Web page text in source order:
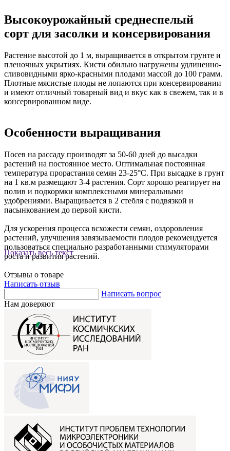
Показать весь текст
Высокоурожайный среднеспелый
сорт для засолки и консервирования
Растение высотой до 1 м, выращивается в открытом грунте и
пленочных укрытиях. Кисти обильно нагружены удлиненно-
сливовидными ярко-красными плодами массой до 100 грамм.
Плотные мясистые плоды не лопаются при консервировании
и имеют отличный товарный вид и вкус как в свежем, так и в
консервированном виде.
Особенности выращивания
Посев на рассаду производят за 50-60 дней до высадки
растений на постоянное место. Оптимальная постоянная
температура прорастания семян 23-25°С. При высадке в грунт
на 1 кв.м размещают 3-4 растения. Сорт хорошо реагирует на
полив и подкормки комплексными минеральными
удобрениями. Выращивается в 2 стебля с подвязкой и
пасынкованием до первой кисти.
Для ускорения процесса всхожести семян, оздоровления
растений, улучшения завязываемости плодов рекомендуется
пользоваться специально разработанными стимуляторами
роста и развития растений.
Отзывы о товаре
Написать отзыв
Написать вопрос
Нам доверяют